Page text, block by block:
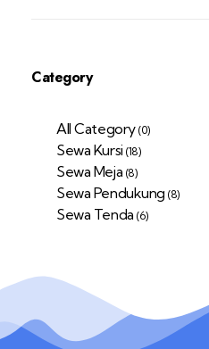
Category
All Category (0)
Sewa Kursi (18)
Sewa Meja (8)
Sewa Pendukung (8)
Sewa Tenda (6)